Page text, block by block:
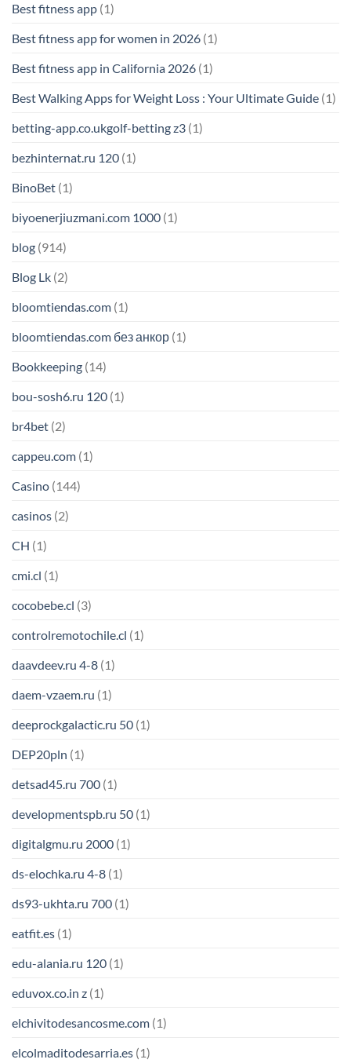
Best fitness app (1)
Best fitness app for women in 2026 (1)
Best fitness app in California 2026 (1)
Best Walking Apps for Weight Loss : Your Ultimate Guide (1)
betting-app.co.ukgolf-betting z3 (1)
bezhinternat.ru 120 (1)
BinoBet (1)
biyoenerjiuzmani.com 1000 (1)
blog (914)
Blog Lk (2)
bloomtiendas.com (1)
bloomtiendas.com без анкор (1)
Bookkeeping (14)
bou-sosh6.ru 120 (1)
br4bet (2)
cappeu.com (1)
Casino (144)
casinos (2)
CH (1)
cmi.cl (1)
cocobebe.cl (3)
controlremotochile.cl (1)
daavdeev.ru 4-8 (1)
daem-vzaem.ru (1)
deeprockgalactic.ru 50 (1)
DEP20pln (1)
detsad45.ru 700 (1)
developmentspb.ru 50 (1)
digitalgmu.ru 2000 (1)
ds-elochka.ru 4-8 (1)
ds93-ukhta.ru 700 (1)
eatfit.es (1)
edu-alania.ru 120 (1)
eduvox.co.in z (1)
elchivitodesancosme.com (1)
elcolmaditodesarria.es (1)